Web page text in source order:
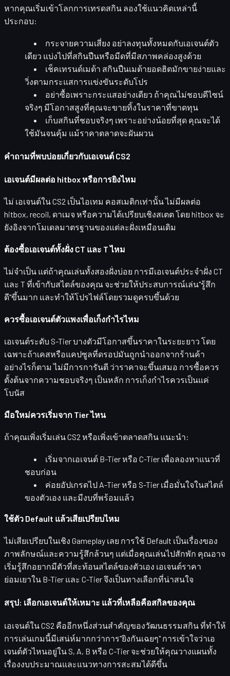
หากคุณเริ่มเข้าโลกการเทรดสกิน ลองใช้แนวคิดเหล่านี้
ประกอบ:
กระจายความเสี่ยง อย่าลงทุนทั้งหมดกับเอเจนต์ตัว
เดียว แบ่งไปที่สกินปืนหรือมีดที่มีสภาพคล่องสูงด้วย
เช็คเทรนด์เมต้า สกินปืนเมต้ายอดฮิตมักขายง่ายและ
วิ่งตามกระแสการแข่งขันระดับโปร
อย่าซื้อเพราะกระแสอย่างเดียว ถ้าคุณไม่ชอบดีไซน์
จริงๆ มีโอกาสสูงที่คุณจะขายทิ้งในราคาที่ขาดทุน
เก็บสกินที่ชอบจริงๆ เพราะอย่างน้อยที่สุด คุณจะได้
ใช้มันจนคุ้ม แม้ราคาตลาดจะผันผวน
คำถามที่พบบ่อยเกี่ยวกับเอเจนต์ CS2
เอเจนต์มีผลต่อ hitbox หรือการยิงไหม
ไม่ เอเจนต์ใน CS2 เป็นไอเทม คอสเมติกเท่านั้นไม่มีผลต่อ
hitbox, recoil, ดาเมจ หรือความได้เปรียบเชิงสเตต โดย hitbox จะ
ยังอิงจากโมเดลมาตรฐานของแต่ละฝั่งเหมือนเดิม
ต้องซื้อเอเจนต์ทั้งฝั่ง CT และ T ไหม
ไม่จำเป็น แต่ถ้าคุณเล่นทั้งสองฝั่งบ่อย การมีเอเจนต์ประจำฝั่ง CT
และ T ที่เข้ากับสไตล์ของคุณ จะช่วยให้ประสบการณ์เล่น"รู้สึก
ดี"ขึ้นมาก และทำให้โปรไฟล์โดยรวมดูครบขึ้นด้วย
ควรซื้อเอเจนต์ตัวแพงเพื่อเก็งกำไรไหม
เอเจนต์ระดับ S-Tier บางตัวมีโอกาสขึ้นราคาในระยะยาว โดย
เฉพาะถ้าเคสหรือแคปซูลที่ดรอปมันถูกนำออกจากร้านค้า
อย่างไรก็ตามไม่มีการการันตี ว่าราคาจะขึ้นเสมอ การซื้อควร
ตั้งต้นจากความชอบจริงๆ เป็นหลัก การเก็งกำไรควรเป็นแค่
โบนัส
มือใหม่ควรเริ่มจาก Tier ไหน
ถ้าคุณเพิ่งเริ่มเล่น CS2 หรือเพิ่งเข้าตลาดสกิน แนะนำ:
เริ่มจากเอเจนต์ B-Tier หรือ C-Tier เพื่อลองหาแนวที่
ชอบก่อน
ค่อยอัปเกรดไป A-Tier หรือ S-Tier เมื่อมั่นใจในสไตล์
ของตัวเอง และมีงบที่พร้อมแล้ว
ใช้ตัว Default แล้วเสียเปรียบไหม
ไม่เสียเปรียบในเชิง Gameplay เลย การใช้ Default เป็นเรื่องของ
ภาพลักษณ์และความรู้สึกล้วนๆ แต่เมื่อคุณเล่นไปสักพัก คุณอาจ
เริ่มรู้สึกอยากมีตัวที่สะท้อนสไตล์ของตัวเอง เอเจนต์ราคา
ย่อมเยาใน B-Tier และ C-Tier จึงเป็นทางเลือกที่น่าสนใจ
สรุป: เลือกเอเจนต์ให้เหมาะ แล้วที่เหลือคือสกิลของคุณ
เอเจนต์ใน CS2 คืออีกหนึ่งส่วนสำคัญของวัฒนธรรมสกิน ที่ทำให้
การเล่นเกมนี้มีเสน่ห์มากกว่าการ"ยิงกันเฉยๆ" การเข้าใจว่าเอ
เจนต์ตัวไหนอยู่ใน S, A, B หรือ C-Tier จะช่วยให้คุณวางแผนทั้ง
เรื่องงบประมาณและแนวทางการสะสมได้ดีขึ้น